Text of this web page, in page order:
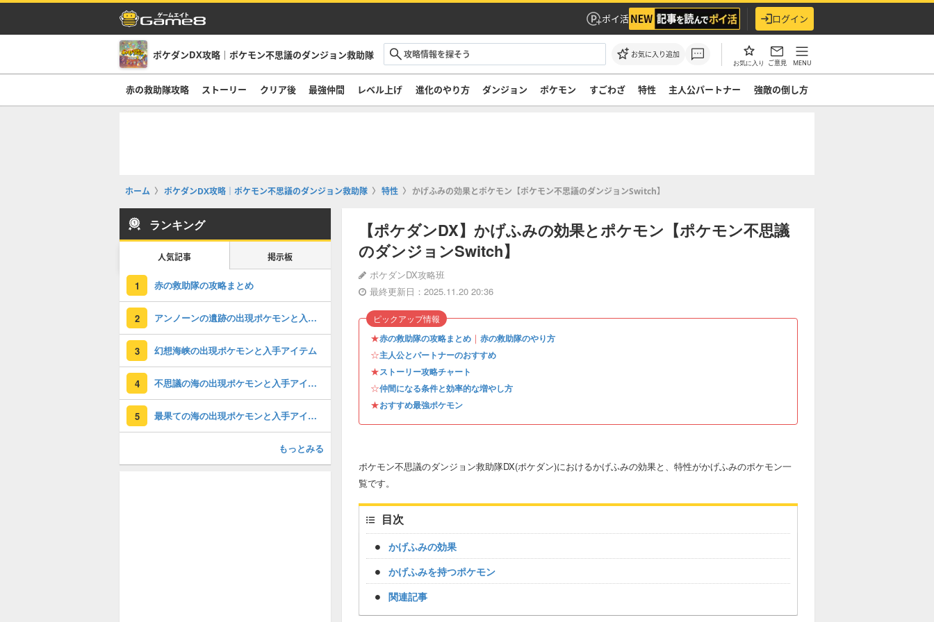
ポイ活 ログイン
ポケダンDX攻略｜ポケモン不思議のダンジョン救助隊 お気に入り追加
お気に入り ご意見 MENU
赤の救助隊攻略 ストーリー クリア後 最強仲間 レベル上げ 進化のやり方 ダンジョン ポケモン すごわざ 特性 主人公パートナー 強敵の倒し方
ホーム ポケダンDX攻略｜ポケモン不思議のダンジョン救助隊 特性 かげふみの効果とポケモン【ポケモン不思議のダンジョンSwitch】
【ポケダンDX】かげふみの効果とポケモン【ポケモン不思議
のダンジョンSwitch】
ポケダンDX攻略班
最終更新日：2025.11.20 20:36
★赤の救助隊の攻略まとめ ｜ 赤の救助隊のやり方
☆主人公とパートナーのおすすめ
★ストーリー攻略チャート
☆仲間になる条件と効率的な増やし方
★おすすめ最強ポケモン
ピックアップ情報
ポケモン不思議のダンジョン救助隊DX(ポケダン)におけるかげふみの効果と、特性がかげふみのポケモン一
覧です。
目次
かげふみの効果
かげふみを持つポケモン
関連記事
ランキング
人気記事 掲示板
1 赤の救助隊の攻略まとめ
2 アンノーンの遺跡の出現ポケモンと入手アイテム
3 幻想海峡の出現ポケモンと入手アイテム
4 不思議の海の出現ポケモンと入手アイテム
5 最果ての海の出現ポケモンと入手アイテム
もっとみる